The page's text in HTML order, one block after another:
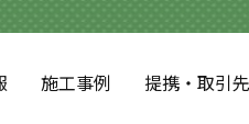
施工事例 提携・取引